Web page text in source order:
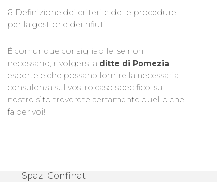
6. Definizione dei criteri e delle procedure
per la gestione dei rifiuti.
È comunque consigliabile, se non
necessario, rivolgersi a ditte di Pomezia
esperte e che possano fornire la necessaria
consulenza sul vostro caso specifico: sul
nostro sito troverete certamente quello che
fa per voi!
Spazi Confinati